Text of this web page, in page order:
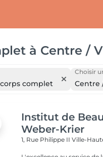
à Centre /
complet
Choisir
Centre
Institut de
Weber-Krier
1, Rue Philippe IIVille-